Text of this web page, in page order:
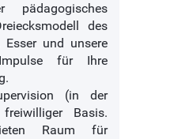
des
Esser und unsere
für Ihre
(in der
Basis.
Raum für